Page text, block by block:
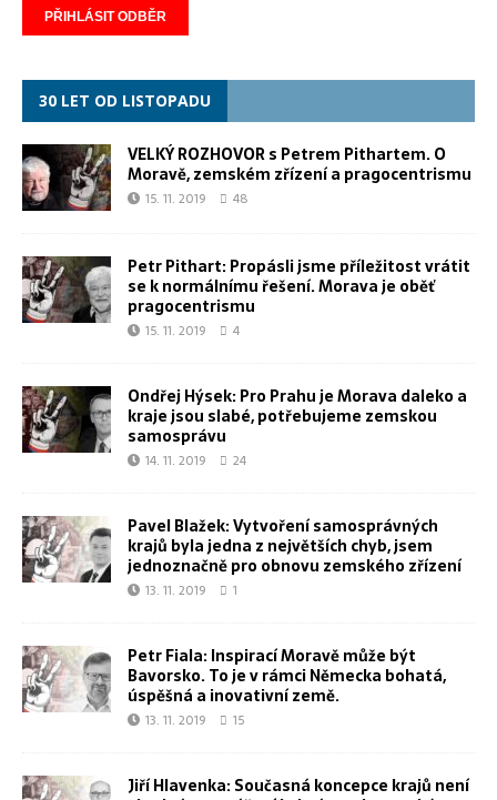
30 LET OD LISTOPADU
VELKÝ ROZHOVOR s Petrem Pithartem. O
Moravě, zemském zřízení a pragocentrismu
15. 11. 2019 48
Petr Pithart: Propásli jsme příležitost vrátit
se k normálnímu řešení. Morava je oběť
pragocentrismu
15. 11. 2019 4
Ondřej Hýsek: Pro Prahu je Morava daleko a
kraje jsou slabé, potřebujeme zemskou
samosprávu
14. 11. 2019 24
Pavel Blažek: Vytvoření samosprávných
krajů byla jedna z největších chyb, jsem
jednoznačně pro obnovu zemského zřízení
13. 11. 2019 1
Petr Fiala: Inspirací Moravě může být
Bavorsko. To je v rámci Německa bohatá,
úspěšná a inovativní země.
13. 11. 2019 15
Jiří Hlavenka: Současná koncepce krajů není